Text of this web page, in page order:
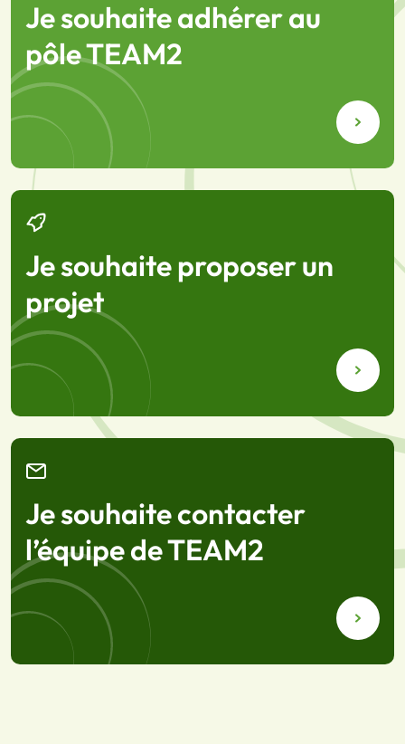
Je souhaite adhérer au
pôle TEAM2
Je souhaite proposer un
projet
Je souhaite contacter
l’équipe de TEAM2